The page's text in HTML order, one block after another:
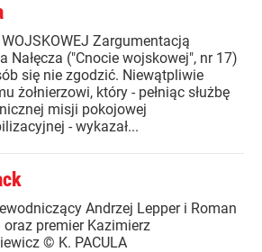
WOJSKOWEJ Zargumentacją
Nałęcza ("Cnocie wojskowej", nr 17)
się nie zgodzić. Niewątpliwie
żołnierzowi, który - pełniąc służbę
misji pokojowej
- wykazał...
Andrzej Lepper i Roman
oraz premier Kazimierz
© K. PACULA